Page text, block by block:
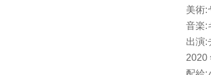
美術:
音楽:
出演:
2020